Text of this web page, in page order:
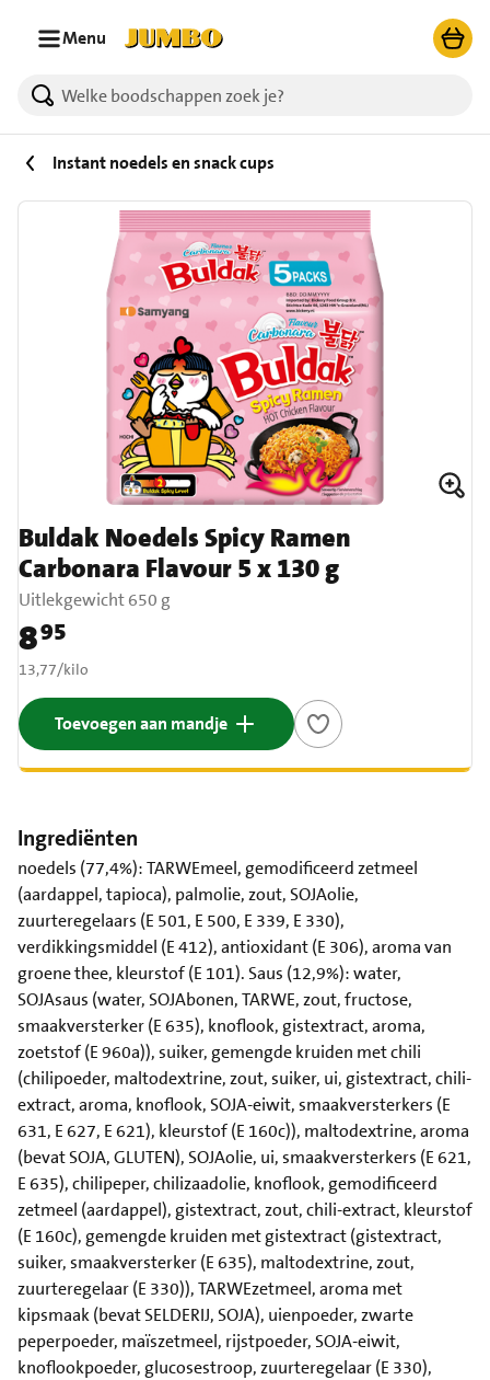
Menu
Instant noedels en snack cups
Buldak Noedels Spicy Ramen
Carbonara Flavour 5 x 130 g
Uitlekgewicht 650 g
Prijs: € 8,95
895
€ 13,77 per kilo
13,77/kilo
Toevoegen aan mandje
Ingrediënten
noedels (77,4%): TARWEmeel, gemodificeerd zetmeel
(aardappel, tapioca), palmolie, zout, SOJAolie,
zuurteregelaars (E 501, E 500, E 339, E 330),
verdikkingsmiddel (E 412), antioxidant (E 306), aroma van
groene thee, kleurstof (E 101). Saus (12,9%): water,
SOJAsaus (water, SOJAbonen, TARWE, zout, fructose,
smaakversterker (E 635), knoflook, gistextract, aroma,
zoetstof (E 960a)), suiker, gemengde kruiden met chili
(chilipoeder, maltodextrine, zout, suiker, ui, gistextract, chili-
extract, aroma, knoflook, SOJA-eiwit, smaakversterkers (E
631, E 627, E 621), kleurstof (E 160c)), maltodextrine, aroma
(bevat SOJA, GLUTEN), SOJAolie, ui, smaakversterkers (E 621,
E 635), chilipeper, chilizaadolie, knoflook, gemodificeerd
zetmeel (aardappel), gistextract, zout, chili-extract, kleurstof
(E 160c), gemengde kruiden met gistextract (gistextract,
suiker, smaakversterker (E 635), maltodextrine, zout,
zuurteregelaar (E 330)), TARWEzetmeel, aroma met
kipsmaak (bevat SELDERIJ, SOJA), uienpoeder, zwarte
peperpoeder, maïszetmeel, rijstpoeder, SOJA-eiwit,
knoflookpoeder, glucosestroop, zuurteregelaar (E 330),